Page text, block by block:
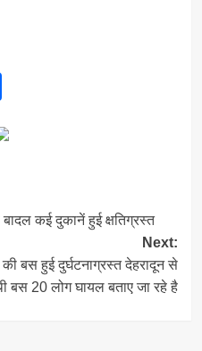
Share
कई दुकानें हुई क्षतिग्रस्त
Next:
बस हुई दुर्घटनाग्रस्त देहरादून से
बस 20 लोग घायल बताए जा रहे है